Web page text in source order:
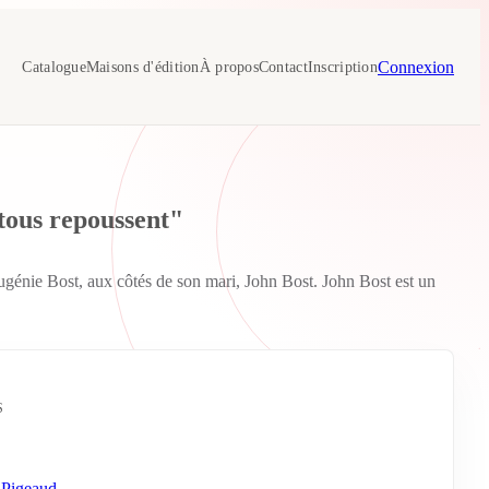
CatalogueMaisons d'édition À proposContactInscriptionConnexion
repoussent"
Bost, aux côtés de son mari, John Bost. John Bost est un